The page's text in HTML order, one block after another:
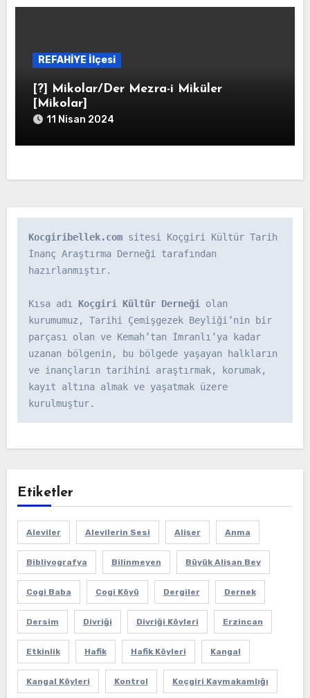
REFAHİYE İlçesi
[?] Mikolar/Der Mezra-i Miküler
[Mikolar]
11 Nisan 2024
Kocgiribellek.com sitesi Koçgiri Kültür Tarih
İnanç Araştırma Derneği tarafından
hazırlanmıştır.
Kısa adı Koçgiri Kültür Derneği olan
kurumumuz, Tarihi Çemişgezek Beyliği’nin bir
parçası olan ve Kemah’tan İmranlı’ya kadar
uzanan bölgenin, bu bölgede yaşayan halkların
ve inançların tarihini araştırmak, korumak,
kayıt altına almak ve yaşatmak üzere
kurulmuştur.
Etiketler
Aleviler Alevilerin Sesi Alişer Anma
Bibliyografya Bilinmeyen Büyük Alişan Bey
Cogi Baba Cogi Köyü Dergiler Dernek
Dersim Divriği Divriği Köyleri Erzincan
Etkinlik Hafik Hafik Köyleri Kangal
Kangal Köyleri Kontrol Koçgiri Kaymakamlığı